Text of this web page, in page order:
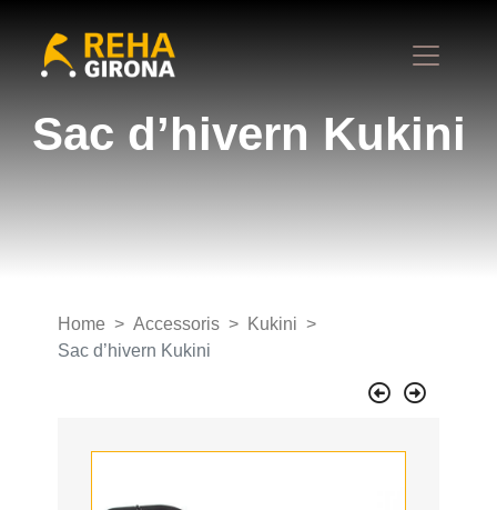
Sac d’hivern Kukini
Home Accessoris
Kukini
Sac d’hivern Kukini